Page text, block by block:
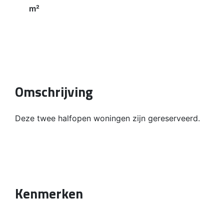
m²
Omschrijving
Deze twee halfopen woningen zijn gereserveerd.
Kenmerken